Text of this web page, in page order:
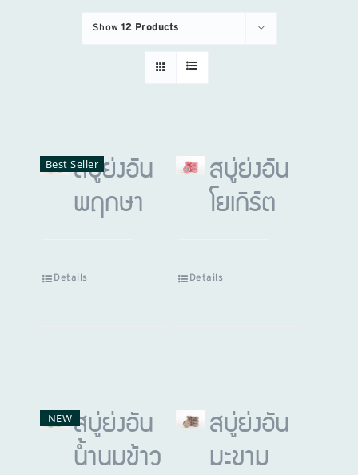
Show 12 Products
Best Sellerสบู่ย่งอัน
พฤกษา
Details
สบู่ย่งอัน
โยเกิร์ต
Details
NEWสบู่ย่งอัน
น้ำนมข้าว
สบู่ย่งอัน
มะขาม